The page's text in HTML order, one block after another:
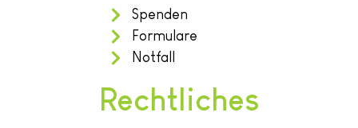
Spenden
Formulare
Notfall
Rechtliches